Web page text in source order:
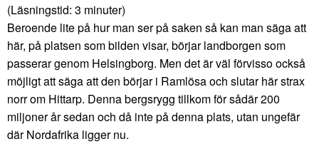
(Läsningstid: 3 minuter)
Beroende lite på hur man ser på saken så kan man säga att
här, på platsen som bilden visar, börjar landborgen som
passerar genom Helsingborg. Men det är väl förvisso också
möjligt att säga att den börjar i Ramlösa och slutar här strax
norr om Hittarp. Denna bergsrygg tillkom för sådär 200
miljoner år sedan och då inte på denna plats, utan ungefär
där Nordafrika ligger nu.